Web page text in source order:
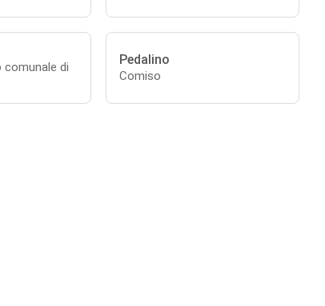
di
Pedalino
Comiso